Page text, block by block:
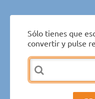
Sólo tienes que
convertir y pulse